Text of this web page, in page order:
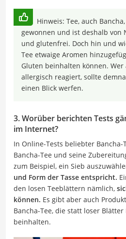
Hinweis: Tee, auch
gewonnen und ist deshalb von
und glutenfrei. Doch hin und
Tee etwaige Aromen
Gluten beinhalten können. Wer
allergisch reagiert, sollte
einen Blick werfen.
3. Worüber berichten Tests
im Internet?
In Online-Tests beliebter Bancha-
Bancha-Tee und seine
zum Beispiel, ein Sieb
und Form der Tasse entspricht.
den losen Teeblättern nämlich,
können. Es gibt aber auch
Bancha-Tee, die statt loser Blätter
beinhalten.